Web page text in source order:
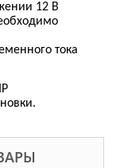
12 В
тока